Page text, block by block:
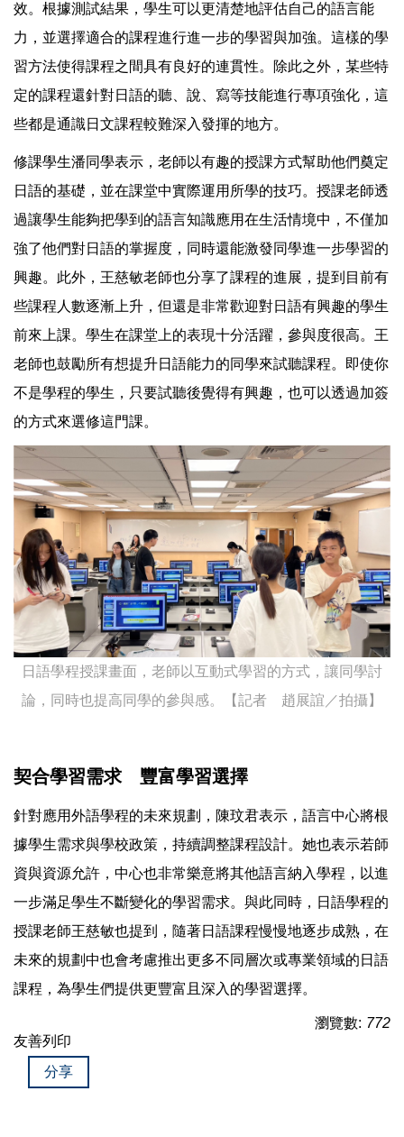
效。根據測試結果，學生可以更清楚地評估自己的語言能
力，並選擇適合的課程進行進一步的學習與加強。這樣的學
習方法使得課程之間具有良好的連貫性。除此之外，某些特
定的課程還針對日語的聽、說、寫等技能進行專項強化，這
些都是通識日文課程較難深入發揮的地方。
修課學生潘同學表示，老師以有趣的授課方式幫助他們奠定
日語的基礎，並在課堂中實際運用所學的技巧。授課老師透
過讓學生能夠把學到的語言知識應用在生活情境中，不僅加
強了他們對日語的掌握度，同時還能激發同學進一步學習的
興趣。此外，王慈敏老師也分享了課程的進展，提到目前有
些課程人數逐漸上升，但還是非常歡迎對日語有興趣的學生
前來上課。學生在課堂上的表現十分活躍，參與度很高。王
老師也鼓勵所有想提升日語能力的同學來試聽課程。即使你
不是學程的學生，只要試聽後覺得有興趣，也可以透過加簽
的方式來選修這門課。
日語學程授課畫面，老師以互動式學習的方式，讓同學討
論，同時也提高同學的參與感。【記者 趙展誼／拍攝】
契合學習需求 豐富學習選擇
針對應用外語學程的未來規劃，陳玟君表示，語言中心將根
據學生需求與學校政策，持續調整課程設計。她也表示若師
資與資源允許，中心也非常樂意將其他語言納入學程，以進
一步滿足學生不斷變化的學習需求。與此同時，日語學程的
授課老師王慈敏也提到，隨著日語課程慢慢地逐步成熟，在
未來的規劃中也會考慮推出更多不同層次或專業領域的日語
課程，為學生們提供更豐富且深入的學習選擇。
瀏覽數: 772
友善列印
分享